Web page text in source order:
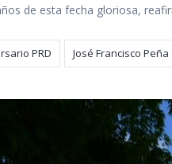
de esta fecha gloriosa,
PRD José Francisco